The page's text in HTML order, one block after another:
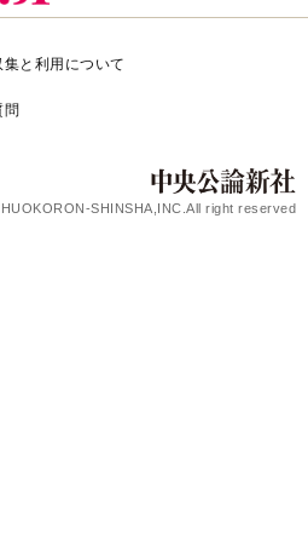
と利用について
問
SHINSHA,INC.All right reserved